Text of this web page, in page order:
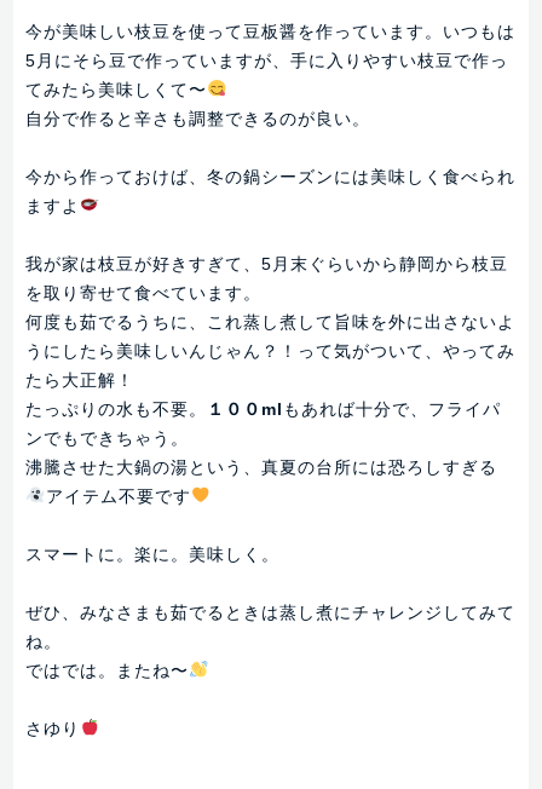
今が美味しい枝豆を使って豆板醤を作っています。いつもは
5月にそら豆で作っていますが、手に入りやすい枝豆で作っ
てみたら美味しくて〜
自分で作ると辛さも調整できるのが良い。
今から作っておけば、冬の鍋シーズンには美味しく食べられ
ますよ
我が家は枝豆が好きすぎて、5月末ぐらいから静岡から枝豆
を取り寄せて食べています。
何度も茹でるうちに、これ蒸し煮して旨味を外に出さないよ
うにしたら美味しいんじゃん？！って気がついて、やってみ
たら大正解！
たっぷりの水も不要。
１００ml もあれば十分で、フライパ
ンでもできちゃう。
沸騰させた大鍋の湯という、真夏の台所には恐ろしすぎる
アイテム不要です
スマートに。楽に。美味しく。
ぜひ、みなさまも茹でるときは蒸し煮にチャレンジしてみて
ね。
ではでは。またね〜
さゆり